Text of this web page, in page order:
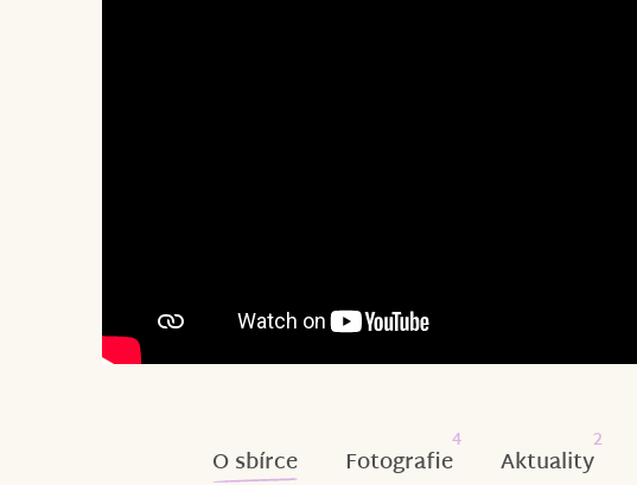
O sbírce Fotografie
4
Aktuality
2